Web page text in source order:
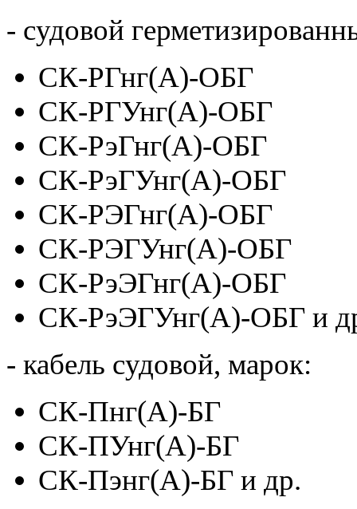
- судовой
СК-РГнг(А)-ОБГ
СК-РГУнг(А)-ОБГ
СК-РэГнг(А)-ОБГ
СК-РэГУнг(А)-ОБГ
СК-РЭГнг(А)-ОБГ
СК-РЭГУнг(А)-ОБГ
СК-РэЭГнг(А)-ОБГ
СК-РэЭГУнг(А)-ОБГ и
- кабель судовой, марок:
СК-Пнг(А)-БГ
СК-ПУнг(А)-БГ
СК-Пэнг(А)-БГ и др.